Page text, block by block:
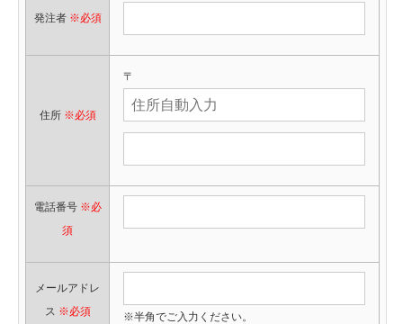
発注者 ※必須
住所 ※必須
〒
電話番号 ※必
須
メールアドレ
ス ※必須 ※半角でご入力ください。